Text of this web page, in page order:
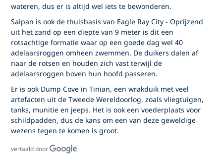
wateren, dus er is altijd wel iets te bewonderen.
Saipan is ook de thuisbasis van Eagle Ray City - Oprijzend
uit het zand op een diepte van 9 meter is dit een
rotsachtige formatie waar op een goede dag wel 40
adelaarsroggen omheen zwemmen. De duikers dalen af
naar de rotsen en houden zich vast terwijl de
adelaarsroggen boven hun hoofd passeren.
Er is ook Dump Cove in Tinian, een wrakduik met veel
artefacten uit de Tweede Wereldoorlog, zoals vliegtuigen,
tanks, munitie en jeeps. Het is ook een voederplaats voor
schildpadden, dus de kans om een van deze geweldige
wezens tegen te komen is groot.
vertaald door